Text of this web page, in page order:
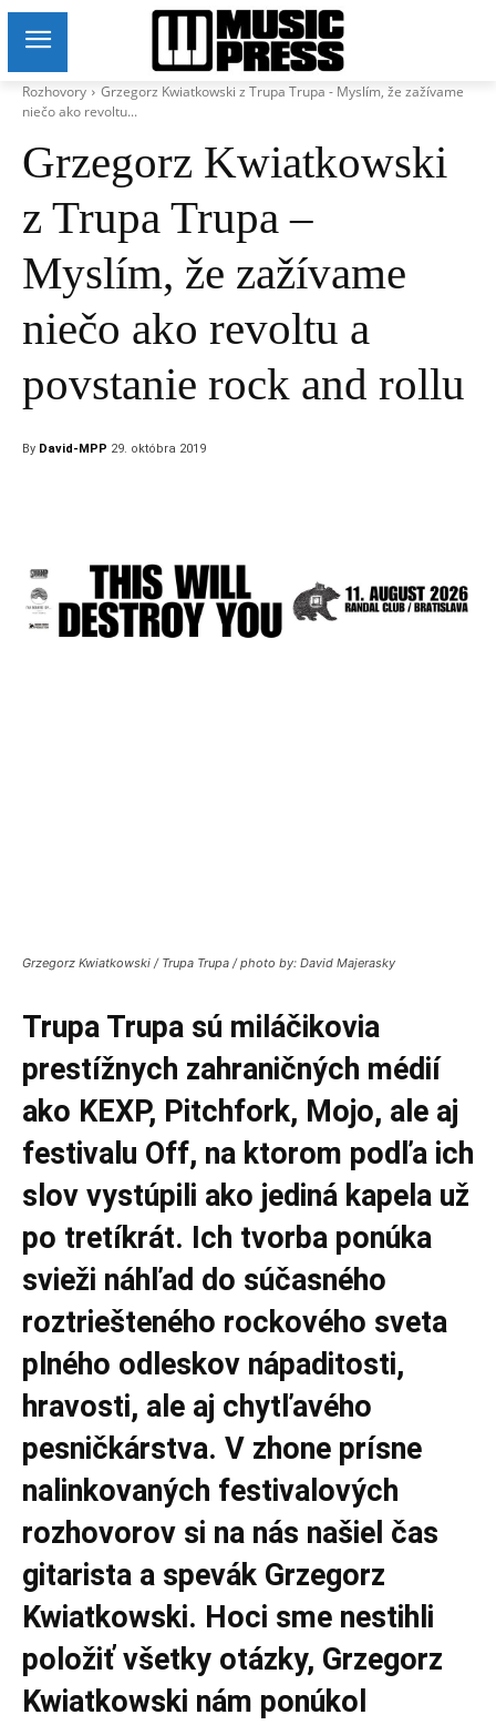
Rozhovory
Grzegorz Kwiatkowski z Trupa Trupa - Myslím, že zažívame
niečo ako revoltu...
Grzegorz Kwiatkowski
z Trupa Trupa –
Myslím, že zažívame
niečo ako revoltu a
povstanie rock and rollu
By David-MPP 29. októbra 2019
Grzegorz Kwiatkowski / Trupa Trupa / photo by: David Majerasky
Trupa Trupa sú miláčikovia
prestížnych zahraničných médií
ako KEXP, Pitchfork, Mojo, ale aj
festivalu Off, na ktorom podľa ich
slov vystúpili ako jediná kapela už
po tretíkrát. Ich tvorba ponúka
svieži náhľad do súčasného
roztriešteného rockového sveta
plného odleskov nápaditosti,
hravosti, ale aj chytľavého
pesničkárstva. V zhone prísne
nalinkovaných festivalových
rozhovorov si na nás našiel čas
gitarista a spevák Grzegorz
Kwiatkowski. Hoci sme nestihli
položiť všetky otázky, Grzegorz
Kwiatkowski nám ponúkol